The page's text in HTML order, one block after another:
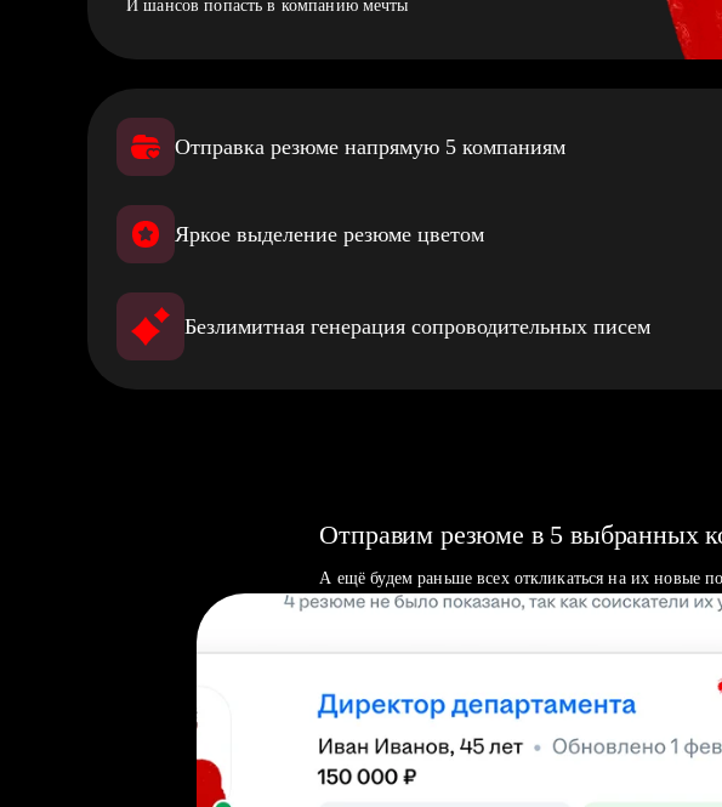
И шансов попасть в компанию мечты
Отправка резюме напрямую 5 компаниям
Яркое выделение резюме цветом
Безлимитная генерация сопроводительных писем
Отправим резюме в 5 выбранных
А ещё будем раньше всех откликаться на их новые